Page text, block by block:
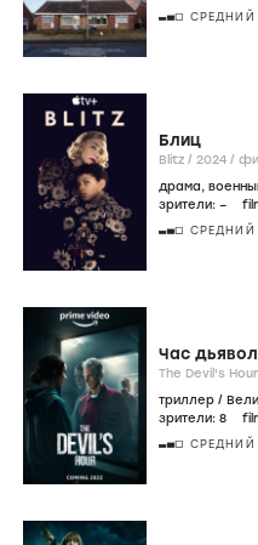
СРЕДНИЙ
Блиц
Blitz / 2024 /
драма,
зрители: –
СРЕДНИЙ
Час
триллер /
зрители: 8
СРЕДНИЙ